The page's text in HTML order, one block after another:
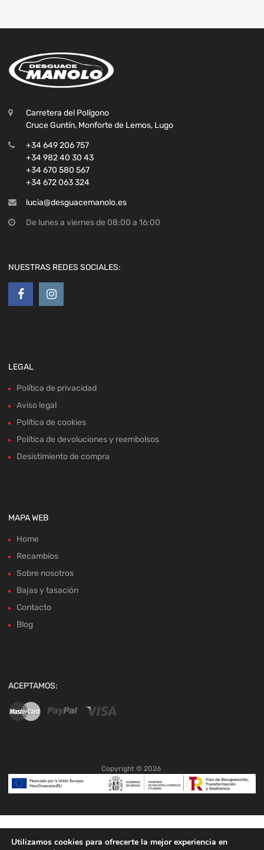
Carretera del Polígono
Cruce Guntín, Monforte de Lemos, Lugo
+34 649 206 757
+34 982 40 30 43
+34 670 580 567
+34 672 063 324
lucia@desguacemanolo.es
De lunes a viernes de 08:00 a 16:00
NUESTRAS REDES SOCIALES:
LEGAL
Política de privacidad
Aviso legal
Política de cookies
Política de devoluciones y reembolsos
Desistimiento de compra
MAPA WEB
Home
Recambios
Sobre nosotros
Bajas y tasación
Contacto
Blog
ACEPTAMOS:
Copyright © 2026
Utilizamos cookies para ofrecerte la mejor experiencia en